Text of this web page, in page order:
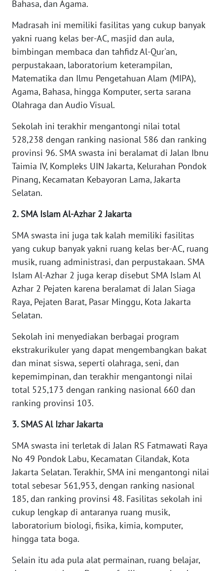
Bahasa, dan Agama.
Madrasah ini memiliki fasilitas yang cukup banyak
yakni ruang kelas ber-AC, masjid dan aula,
bimbingan membaca dan tahfidz Al-Qur'an,
perpustakaan, laboratorium keterampilan,
Matematika dan Ilmu Pengetahuan Alam (MIPA),
Agama, Bahasa, hingga Komputer, serta sarana
Olahraga dan Audio Visual.
Sekolah ini terakhir mengantongi nilai total
528,238 dengan ranking nasional 586 dan ranking
provinsi 96. SMA swasta ini beralamat di Jalan Ibnu
Taimia IV, Kompleks UIN Jakarta, Kelurahan Pondok
Pinang, Kecamatan Kebayoran Lama, Jakarta
Selatan.
2. SMA Islam Al-Azhar 2 Jakarta
SMA swasta ini juga tak kalah memiliki fasilitas
yang cukup banyak yakni ruang kelas ber-AC, ruang
musik, ruang administrasi, dan perpustakaan. SMA
Islam Al-Azhar 2 juga kerap disebut SMA Islam Al
Azhar 2 Pejaten karena beralamat di Jalan Siaga
Raya, Pejaten Barat, Pasar Minggu, Kota Jakarta
Selatan.
Sekolah ini menyediakan berbagai program
ekstrakurikuler yang dapat mengembangkan bakat
dan minat siswa, seperti olahraga, seni, dan
kepemimpinan, dan terakhir mengantongi nilai
total 525,173 dengan ranking nasional 660 dan
ranking provinsi 103.
3. SMAS Al Izhar Jakarta
SMA swasta ini terletak di Jalan RS Fatmawati Raya
No 49 Pondok Labu, Kecamatan Cilandak, Kota
Jakarta Selatan. Terakhir, SMA ini mengantongi nilai
total sebesar 561,953, dengan ranking nasional
185, dan ranking provinsi 48. Fasilitas sekolah ini
cukup lengkap di antaranya ruang musik,
laboratorium biologi, fisika, kimia, komputer,
hingga tata boga.
Selain itu ada pula alat permainan, ruang belajar,
WN
KALTARA
KALSEL
WN
KALTIM
SULSEL
WN
GORONTALO
SULUT
MALUKU
WN
MALUT
WN
WN
DANAU
TOBA
WN
LANGKAT
WN
TAPANULI
WN
TANJUNG
LESUNG
WN